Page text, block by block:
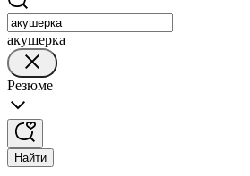
акушерка
Резюме
Найти